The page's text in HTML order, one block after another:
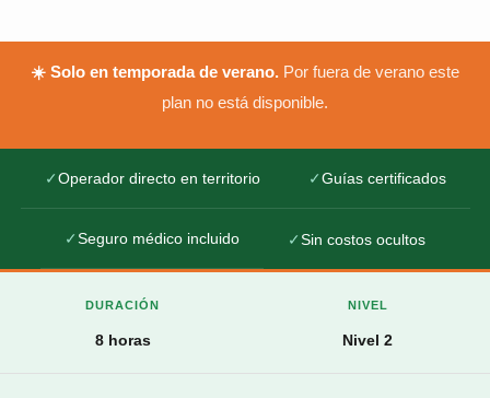
☀️ Solo en temporada de verano. Por fuera de verano este
plan no está disponible.
✓Operador directo en territorio ✓Guías certificados
✓Seguro médico incluido ✓Sin costos ocultos
DURACIÓN
8 horas
NIVEL
Nivel 2